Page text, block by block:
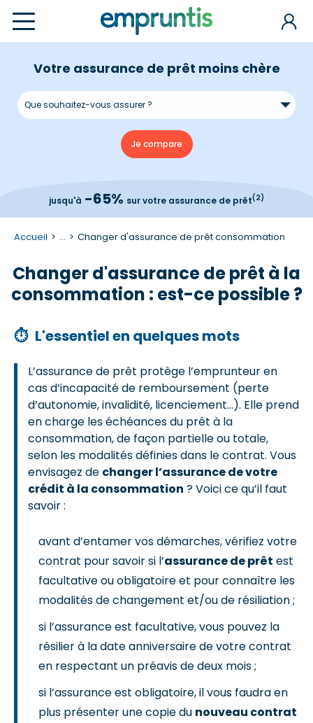
Votre assurance de prêt moins chère
jusqu'à -65% sur votre assurance de prêt(2)
Accueil ... Changer d'assurance de prêt consommation
Changer d'assurance de prêt à la
consommation : est-ce possible ?
⏱ L'essentiel en quelques mots
L’assurance de prêt protège l’emprunteur en
cas d’incapacité de remboursement (perte
d’autonomie, invalidité, licenciement…). Elle prend
en charge les échéances du prêt à la
consommation, de façon partielle ou totale,
selon les modalités définies dans le contrat. Vous
envisagez de changer l’assurance de votre
crédit à la consommation ? Voici ce qu’il faut
savoir :
avant d’entamer vos démarches, vérifiez votre
contrat pour savoir si l’assurance de prêt est
facultative ou obligatoire et pour connaître les
modalités de changement et/ou de résiliation ;
si l’assurance est facultative, vous pouvez la
résilier à la date anniversaire de votre contrat
en respectant un préavis de deux mois ;
si l’assurance est obligatoire, il vous faudra en
plus présenter une copie du nouveau contrat